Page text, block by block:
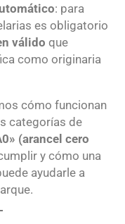
: para
es obligatorio
válido que
como originaria
cómo funcionan
categorías de
(arancel cero
y cómo una
ayudarle a